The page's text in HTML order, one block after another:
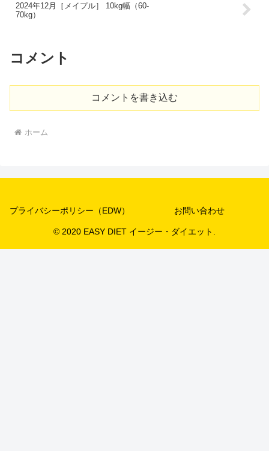
2024年12月［メイプル］ 10kg幅（60-
70kg）
コメント
コメントを書き込む
ホーム
プライバシーポリシー（EDW） お問い合わせ
© 2020 EASY DIET イージー・ダイエット.